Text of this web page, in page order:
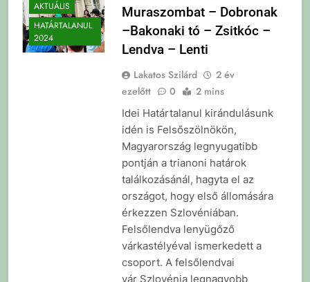
AKTUÁLIS
HATÁRTALANUL
2024
Muraszombat – Dobronak
–Bakonaki tó – Zsitkóc –
Lendva – Lenti
Lakatos Szilárd
2 év
ezelőtt
0 2 mins
Idei Határtalanul kirándulásunk
idén is Felsőszölnökön,
Magyarország legnyugatibb
pontján a trianoni határok
találkozásánál, hagyta el az
országot, hogy első állomására
érkezzen Szlovéniában.
Felsőlendva lenyügőző
várkastélyéval ismerkedett a
csoport. A felsőlendvai
vár Szlovénia legnagyobb